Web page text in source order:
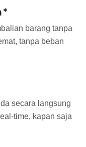
*
barang tanpa
tanpa beban
secara langsung
time, kapan saja